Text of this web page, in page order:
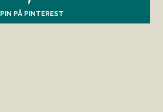
PIN PÅ PINTEREST